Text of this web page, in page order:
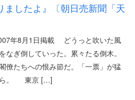
ましたよ』〔朝日売新聞「天
年8月1日掲載 どうっと吹いた風
なぎ倒していった。累々たる倒木。
僚たちへの恨み節だ。「一票」が猛
ら。 東京 […]